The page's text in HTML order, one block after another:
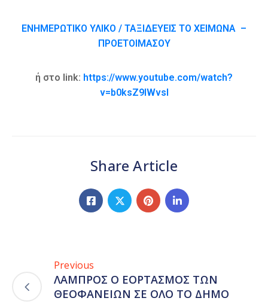
ΕΝΗΜΕΡΩΤΙΚΟ ΥΛΙΚΟ / ΤΑΞΙΔΕΥΕΙΣ ΤΟ ΧΕΙΜΩΝΑ –
ΠΡΟΕΤΟΙΜΑΣΟΥ
ή στο link: https://www.youtube.com/watch?
v=b0ksZ9lWvsI
Share Article
Previous
ΛΑΜΠΡΟΣ Ο ΕΟΡΤΑΣΜΟΣ ΤΩΝ
ΘΕΟΦΑΝΕΙΩΝ ΣΕ ΟΛΟ ΤΟ ΔΗΜΟ